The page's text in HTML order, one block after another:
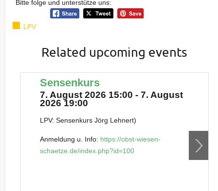
Bitte folge und unterstütze uns:
LPV
Related upcoming events
Sensenkurs
7. August 2026 15:00 - 7. August
2026 19:00
LPV: Sensenkurs Jörg Lehnert)
Anmeldung u. Info: https://obst-wiesen-
schaetze.de/index.php?id=100